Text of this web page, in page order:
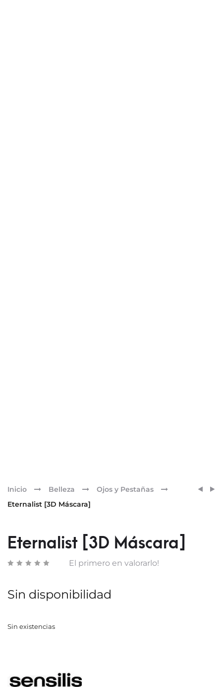
SKIN
Inicio Belleza
Ojos y Pestañas
Eternalist [3D Máscara]
Eternalist [3D Máscara]
El primero en valorarlo!
Sin disponibilidad
Sin existencias